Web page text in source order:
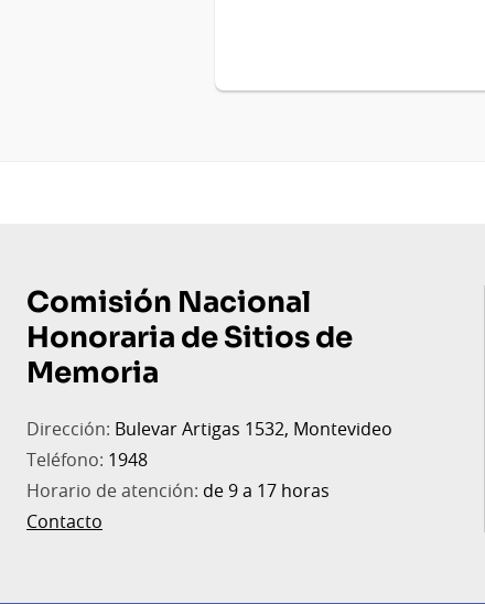
de
página
Comisión Nacional
Honoraria de Sitios de
Memoria
Dirección: Bulevar Artigas 1532, Montevideo
Teléfono: 1948
Horario de atención: de 9 a 17 horas
Contacto